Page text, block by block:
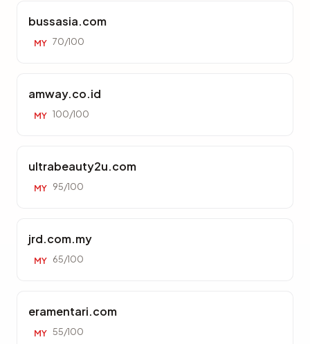
bussasia.com
MY 70/100
amway.co.id
MY 100/100
ultrabeauty2u.com
MY 95/100
jrd.com.my
MY 65/100
eramentari.com
MY 55/100